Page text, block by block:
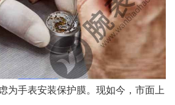
为手表安装保护膜。现如今，市面上